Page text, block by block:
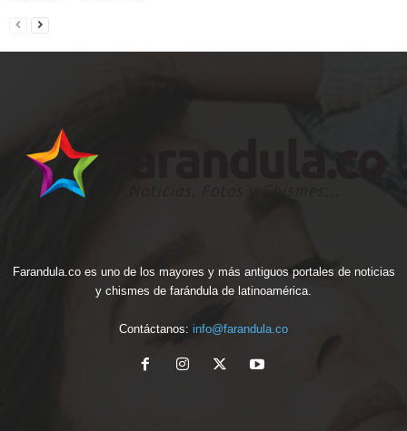
Farandula.co es uno de los mayores y más antiguos portales de noticias
y chismes de farándula de latinoamérica.
Contáctanos: info@farandula.co